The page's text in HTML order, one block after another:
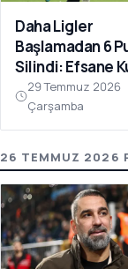
Daha Ligler
Başlamadan 6
Silindi: Efsane
FIFA Darbesi!
29 Temmuz 2026
Çarşamba
26 TEMMUZ 2026